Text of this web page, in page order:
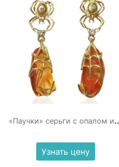
Паучки»
Узнать цену